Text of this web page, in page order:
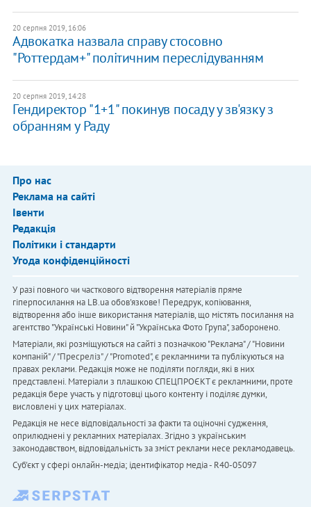
20 серпня 2019, 16:06
Адвокатка назвала справу стосовно
"Роттердам+" політичним переслідуванням
20 серпня 2019, 14:28
Гендиректор "1+1" покинув посаду у зв'язку з
обранням у Раду
Про нас
Реклама на сайті
Івенти
Редакція
Політики і стандарти
Угода конфіденційності
У разі повного чи часткового відтворення матеріалів пряме
гіперпосилання на LB.ua обов'язкове! Передрук, копіювання,
відтворення або інше використання матеріалів, що містять посилання на
агентство "Українськi Новини" й "Українська Фото Група", заборонено.
Матеріали, які розміщуються на сайті з позначкою "Реклама" / "Новини
компаній" / "Пресреліз" / "Promoted", є рекламними та публікуються на
правах реклами. Редакція може не поділяти погляди, які в них
представлені. Матеріали з плашкою СПЕЦПРОЄКТ є рекламними, проте
редакція бере участь у підготовці цього контенту і поділяє думки,
висловлені у цих матеріалах.
Редакція не несе відповідальності за факти та оціночні судження,
оприлюднені у рекламних матеріалах. Згідно з українським
законодавством, відповідальність за зміст реклами несе рекламодавець.
Cуб'єкт у сфері онлайн-медіа; ідентифікатор медіа - R40-05097